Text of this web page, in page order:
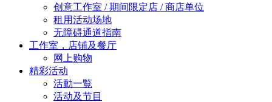
创意工作室 / 期间限定店 / 商店单位
租用活动场地
无障碍通道指南
工作室，店铺及餐厅
网上购物
精彩活动
活動一覧
活动及节目